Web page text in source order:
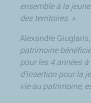
ensemble à la
des territoires. »
Alexandre
patrimoine
pour les 4 années
d’insertion pour la
vie au patrimoine,